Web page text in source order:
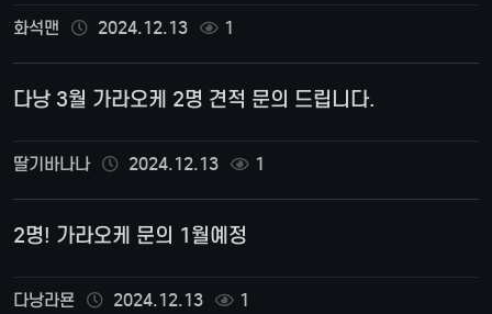
화석맨 2024.12.13 1
다낭 3월 가라오케 2명 견적 문의 드립니다.
딸기바나나 2024.12.13 1
2명! 가라오케 문의 1월예정
다낭라묜 2024.12.13 1